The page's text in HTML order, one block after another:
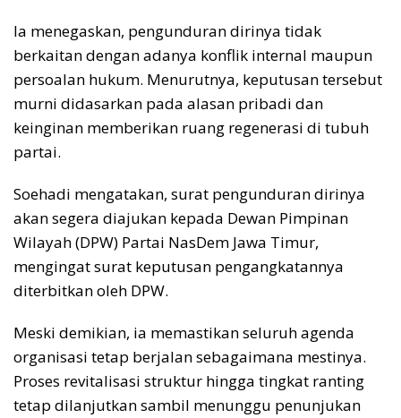
Ia menegaskan, pengunduran dirinya tidak
berkaitan dengan adanya konflik internal maupun
persoalan hukum. Menurutnya, keputusan tersebut
murni didasarkan pada alasan pribadi dan
keinginan memberikan ruang regenerasi di tubuh
partai.
Soehadi mengatakan, surat pengunduran dirinya
akan segera diajukan kepada Dewan Pimpinan
Wilayah (DPW) Partai NasDem Jawa Timur,
mengingat surat keputusan pengangkatannya
diterbitkan oleh DPW.
Meski demikian, ia memastikan seluruh agenda
organisasi tetap berjalan sebagaimana mestinya.
Proses revitalisasi struktur hingga tingkat ranting
tetap dilanjutkan sambil menunggu penunjukan